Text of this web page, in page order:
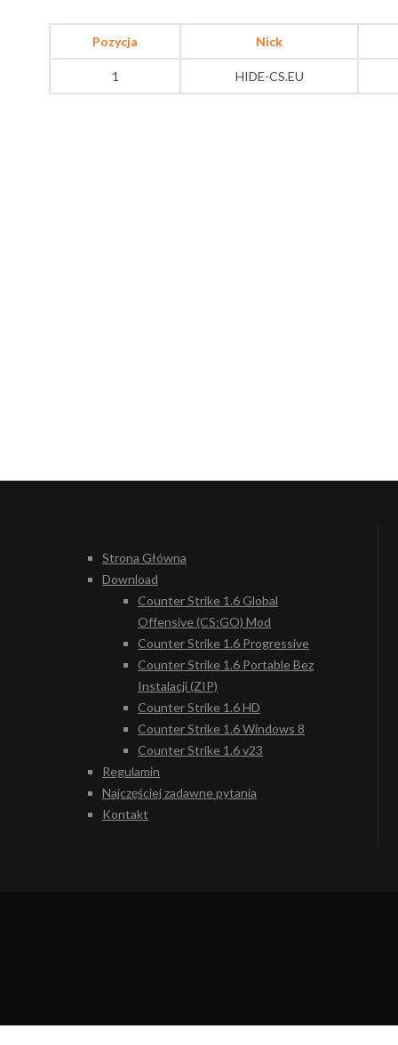
Pozycja Nick
1 HIDE-CS.EU
Strona Główna
Download
Counter Strike 1.6 Global
Offensive (CS:GO) Mod
Counter Strike 1.6 Progressive
Counter Strike 1.6 Portable Bez
Instalacji (ZIP)
Counter Strike 1.6 HD
Counter Strike 1.6 Windows 8
Counter Strike 1.6 v23
Regulamin
Najczęściej zadawne pytania
Kontakt